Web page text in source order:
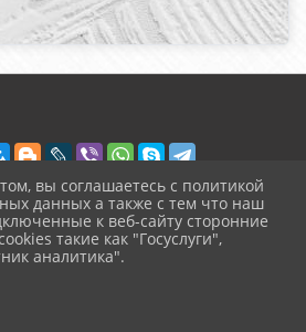
данных
вы соглашаетесь с политикой
данных а также с тем что наш
к веб-сайту сторонние
такие как "Госуслуги",
аналитика".